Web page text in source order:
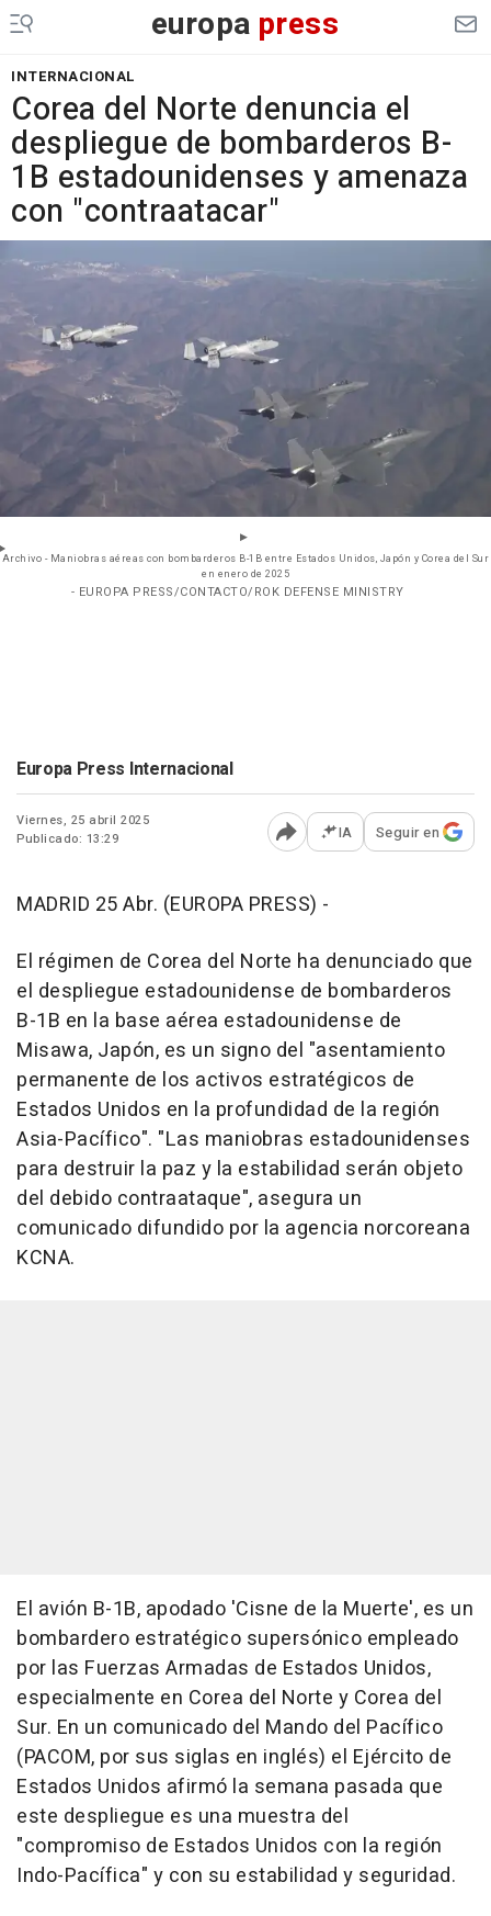
europa press
INTERNACIONAL
Corea del Norte denuncia el
despliegue de bombarderos B-
1B estadounidenses y amenaza
con "contraatacar"
Archivo - Maniobras aéreas con bombarderos B-1B entre Estados Unidos, Japón y Corea del Sur
en enero de 2025
- EUROPA PRESS/CONTACTO/ROK DEFENSE MINISTRY
Europa Press Internacional
Viernes, 25 abril 2025
Publicado: 13:29
Abrir opciones para
IA Seguir en
MADRID 25 Abr. (EUROPA PRESS) -
El régimen de Corea del Norte ha denunciado que
el despliegue estadounidense de bombarderos
B-1B en la base aérea estadounidense de
Misawa, Japón, es un signo del "asentamiento
permanente de los activos estratégicos de
Estados Unidos en la profundidad de la región
Asia-Pacífico". "Las maniobras estadounidenses
para destruir la paz y la estabilidad serán objeto
del debido contraataque", asegura un
comunicado difundido por la agencia norcoreana
KCNA.
El avión B-1B, apodado 'Cisne de la Muerte', es un
bombardero estratégico supersónico empleado
por las Fuerzas Armadas de Estados Unidos,
especialmente en Corea del Norte y Corea del
Sur. En un comunicado del Mando del Pacífico
(PACOM, por sus siglas en inglés) el Ejército de
Estados Unidos afirmó la semana pasada que
este despliegue es una muestra del
"compromiso de Estados Unidos con la región
Indo-Pacífica" y con su estabilidad y seguridad.